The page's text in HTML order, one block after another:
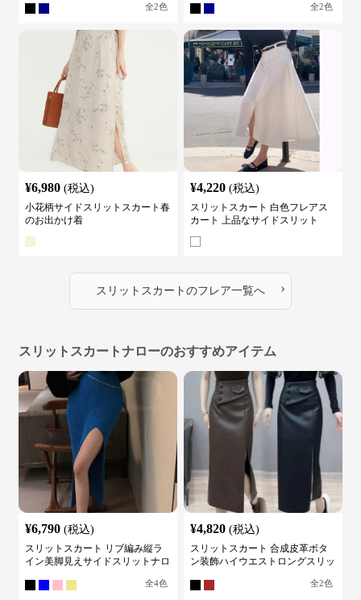
全2色 全2色
¥6,980 (税込)
小花柄サイドスリットスカート春
のお出かけ着
¥4,220 (税込)
スリットスカート 白色フレアス
カート 上品なサイドスリット
スリットスカート のフレア一覧へ ›
スリットスカートナローのおすすめアイテム
¥6,790 (税込)
スリットスカート リブ編み縦ラ
イン美脚見えサイドスリットナロ
全4色
¥4,820 (税込)
スリットスカート 合成皮革ボタ
ン装飾ハイウエストロングスリッ
全2色